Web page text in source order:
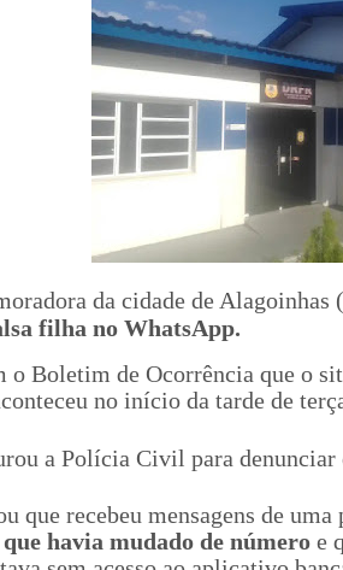
da cidade de Alagoinhas
filha no WhatsApp.
o Boletim de Ocorrência que o
no início da tarde de
a Polícia Civil para denunciar
que recebeu mensagens de uma
havia mudado de número e